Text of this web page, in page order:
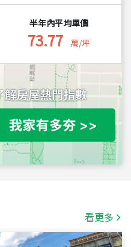
半年內平均單價
73.77 萬/坪
看更多